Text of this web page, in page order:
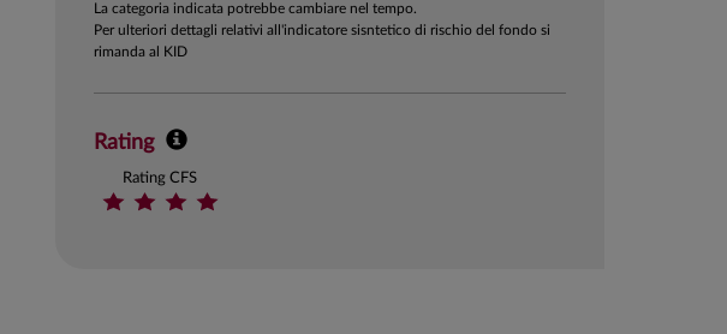
La categoria indicata potrebbe cambiare nel tempo.
Per ulteriori dettagli relativi all'indicatore sisntetico di rischio del fondo si
rimanda al KID
Rating
Rating CFS